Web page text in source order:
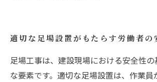
適切な足場設置がもたらす労働者の
足場工事は、建設現場における安全性
な要素です。適切な足場設置は、作業員